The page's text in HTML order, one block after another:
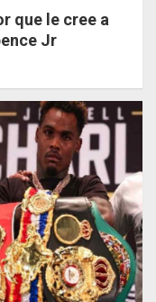
que le cree a
Jr